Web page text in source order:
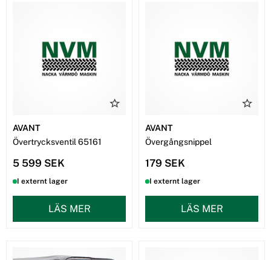
AVANT
Övertrycksventil 65161
5 599 SEK
I externt lager
LÄS MER
AVANT
Övergångsnippel
179 SEK
I externt lager
LÄS MER